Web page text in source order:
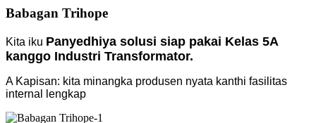
Babagan Trihope
Kita iku Panyedhiya solusi siap pakai Kelas 5A
kanggo Industri Transformator.
A Kapisan: kita minangka produsen nyata kanthi fasilitas
internal lengkap